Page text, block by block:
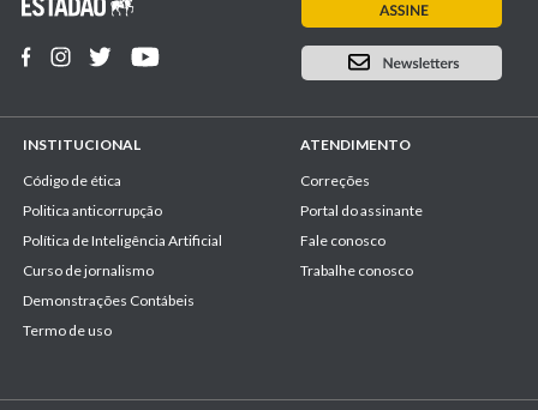
INSTITUCIONAL
Código de ética
Politica anticorrupção
Política de Inteligência Artificial
Curso de jornalismo
Demonstrações Contábeis
Termo de uso
ATENDIMENTO
Correções
Portal do assinante
Fale conosco
Trabalhe conosco